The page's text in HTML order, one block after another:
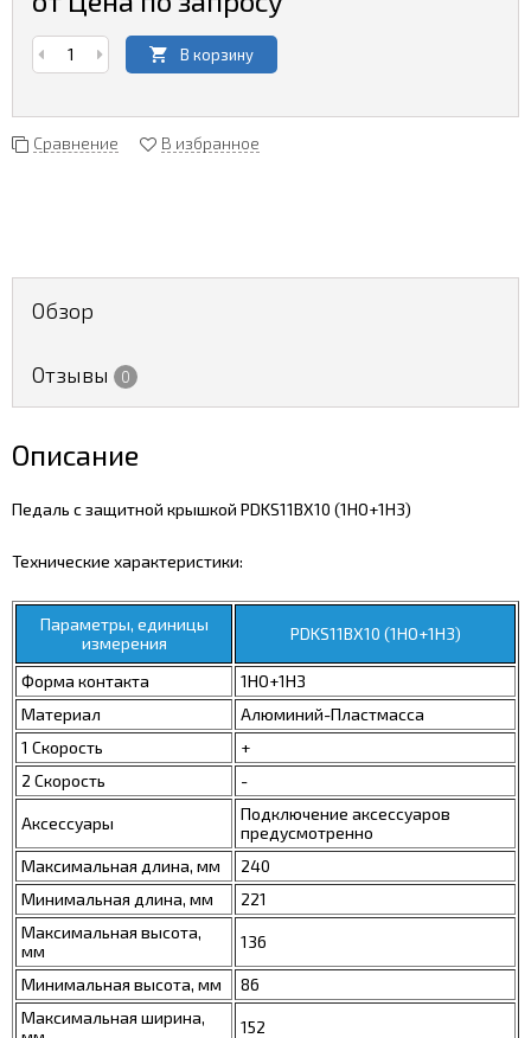
В корзину
Сравнение В избранное
Обзор
Отзывы 0
Описание
Педаль с защитной крышкой PDKS11BX10 (1HO+1H3)
Технические характеристики:
Параметры, единицы
измерения
PDKS11BX10 (1HO+1H3)
Форма контакта
1НО+1НЗ
Материал
Алюминий-Пластмасса
1 Скорость
+
2 Скорость
-
Аксессуары
Подключение аксессуаров
предусмотренно
Максимальная длина, мм
240
Минимальная длина, мм
221
Максимальная высота,
мм
136
Минимальная высота, мм
86
Максимальная ширина,
152